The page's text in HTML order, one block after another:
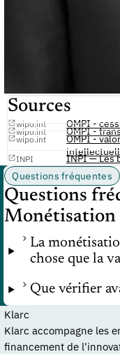
Sources
wipo.int OMPI -
wipo.int OMPI -
wipo.int
OMPI -
INPI
INPI — Les
Questions fréquentes
Questions
Monétisation
La
chose que la
Que vérifier
Klarc
Klarc accompagne les
financement de